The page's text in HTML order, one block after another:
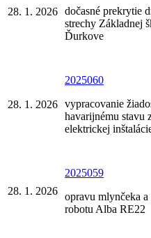
28. 1. 2026 dočasné prekrytie
strechy Základnej
Ďurkove
28. 1. 2026
2025060
vypracovanie
havarijnému stavu
elektrickej
28. 1. 2026
2025059
opravu mlynčeka a
robotu Alba RE22